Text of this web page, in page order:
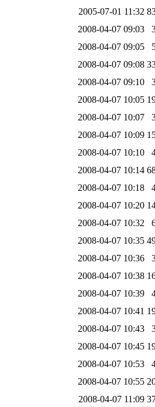
2005-07-01 11:32
2008-04-07 09:03
2008-04-07 09:05
2008-04-07 09:08
2008-04-07 09:10
2008-04-07 10:05
2008-04-07 10:07
2008-04-07 10:09
2008-04-07 10:10
2008-04-07 10:14
2008-04-07 10:18
2008-04-07 10:20
2008-04-07 10:32
2008-04-07 10:35
2008-04-07 10:36
2008-04-07 10:38
2008-04-07 10:39
2008-04-07 10:41
2008-04-07 10:43
2008-04-07 10:45
2008-04-07 10:53
2008-04-07 10:55
2008-04-07 11:09